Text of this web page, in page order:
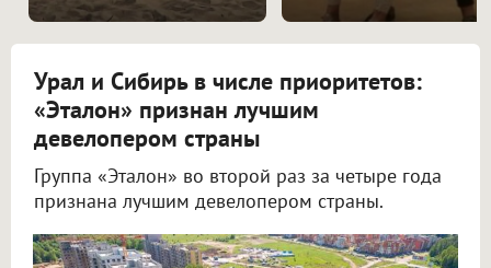
Урал и Сибирь в числе приоритетов:
«Эталон» признан лучшим
девелопером страны
Группа «Эталон» во второй раз за четыре года
признана лучшим девелопером страны.